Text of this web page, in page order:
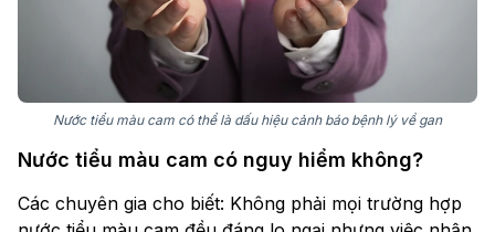
Nước tiểu màu cam có thể là dấu hiệu cảnh báo bệnh lý về gan
Nước tiểu màu cam có nguy hiểm không?
Các chuyên gia cho biết: Không phải mọi trường hợp